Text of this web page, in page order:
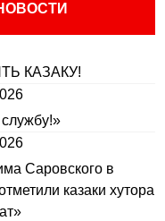
КАЗАКУ!
Саровского в
казаки хутора